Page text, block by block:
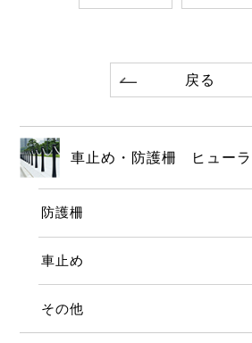
戻る
車止め・防護柵 ヒュー
防護柵
車止め
その他